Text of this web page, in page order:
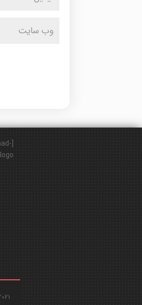
logo"]
2021© تمامی حقوق این